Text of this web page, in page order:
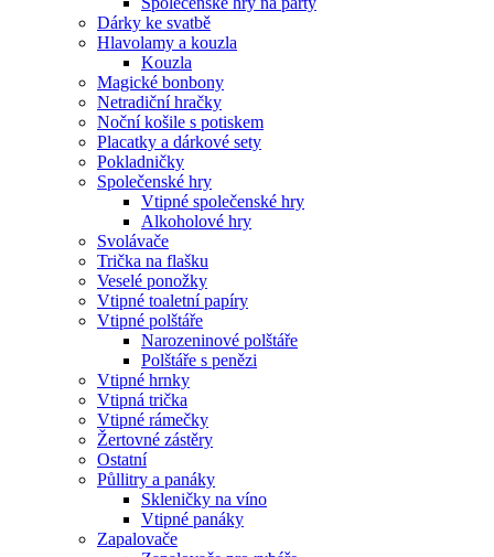
Dárky ke svatbě
Hlavolamy a kouzla
Kouzla
Magické bonbony
Netradiční hračky
Noční košile s potiskem
Placatky a dárkové sety
Pokladničky
Společenské hry
Vtipné společenské hry
Alkoholové hry
Svolávače
Trička na flašku
Veselé ponožky
Vtipné toaletní papíry
Vtipné polštáře
Narozeninové polštáře
Polštáře s penězi
Vtipné hrnky
Vtipná trička
Vtipné rámečky
Žertovné zástěry
Ostatní
Půllitry a panáky
Skleničky na víno
Vtipné panáky
Zapalovače